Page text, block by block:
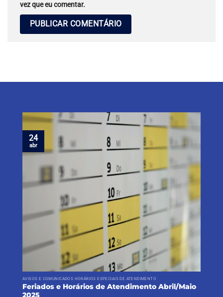
vez que eu comentar.
AVISOS E COMUNICADOS HORÁRIOS ESPECIAIS DE ATENDIMENTO
Feriados e Horários de Atendimento Abril/Maio
2025
24
abr